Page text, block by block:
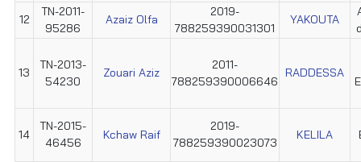
12
TN-2011-
95286
Azaiz Olfa
2019-
788259390031301
YAKOUTA
13
TN-2013-
54230
Zouari Aziz
2011-
788259390006646
RADDESSA
14
TN-2015-
46456
Kchaw Raif
2019-
788259390023073
KELILA